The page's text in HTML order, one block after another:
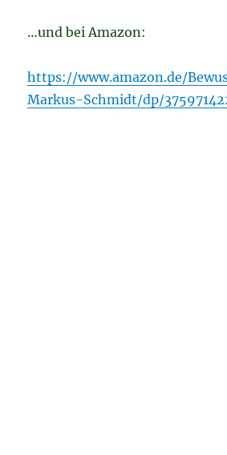
…und bei Amazon:
https://www.amazon.de/
Markus-Schmidt/dp/